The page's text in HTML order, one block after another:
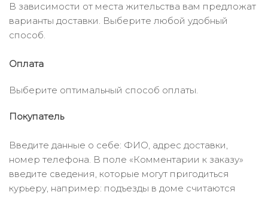
В зависимости от места жительства вам предложат
варианты доставки. Выберите любой удобный
способ.
Оплата
Выберите оптимальный способ оплаты.
Покупатель
Введите данные о себе: ФИО, адрес доставки,
номер телефона. В поле «Комментарии к заказу»
введите сведения, которые могут пригодиться
курьеру, например: подъезды в доме считаются